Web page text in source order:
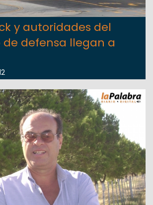
y autoridades del
defensa llegan a